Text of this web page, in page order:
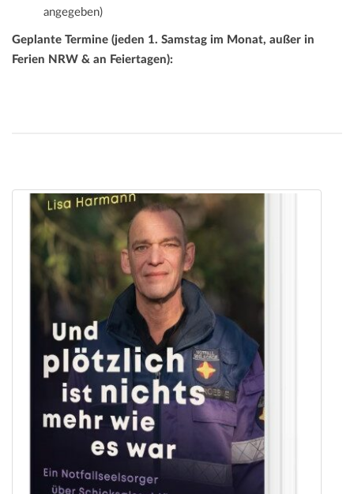
angegeben)
Geplante Termine (jeden 1. Samstag im Monat, außer in
Ferien NRW & an Feiertagen):